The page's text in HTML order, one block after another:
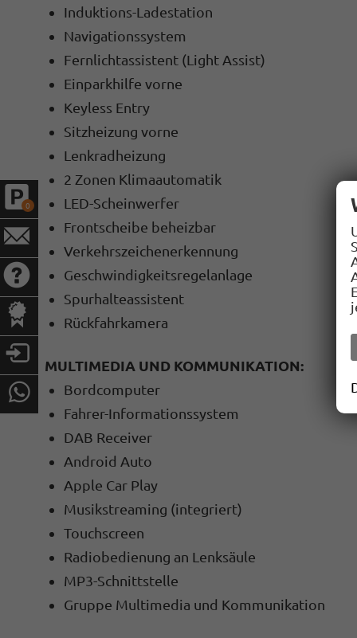
0
Induktions-Ladestation
Navigationssystem
Fernlichtassistent (Light Assist)
Einparkhilfe vorne
Keyless Entry
Sitzheizung vorne
Lenkradheizung
2 Zonen Klimaautomatik
LED-Scheinwerfer
Frontscheibe beheizbar
Verkehrszeichenerkennung
Geschwindigkeitsregelanlage
Spurhalteassistent
Rückfahrkamera
MULTIMEDIA UND KOMMUNIKATION:
Bordcomputer
Fahrer-Informationssystem
DAB Receiver
Android Auto
Apple Car Play
Musikstreaming (integriert)
Touchscreen
Radiobedienung an Lenksäule
MP3-Schnittstelle
Gruppe Multimedia und Kommunikation